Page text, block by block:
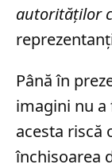
autorităților
Până în
imagini nu a
acesta riscă
închisoarea